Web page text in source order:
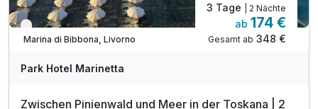
Nur noch bis Oktober
Marina di Bibbona, Livorno
3 Tage | 2 Nächte
ab 174 €
Gesamt ab 348 €
Park Hotel Marinetta
Zwischen Pinienwald und Meer in der Toskana | 2